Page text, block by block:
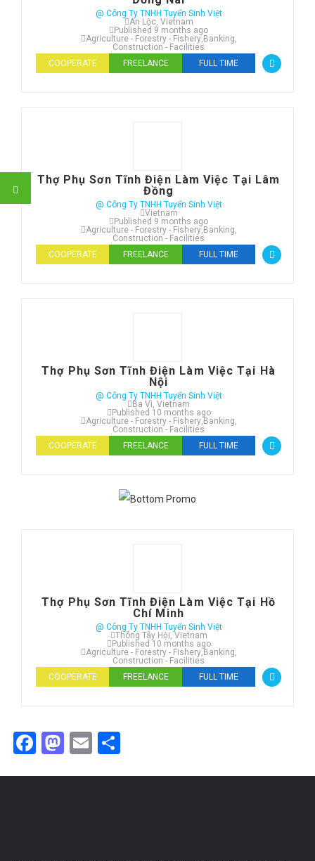
@ Công Ty TNHH Tuyển Sinh Việt
An Lộc, Vietnam
Published 9 months ago
Agriculture - Forestry - Fishery, Banking,
Construction - Facilities
COOPERATE
FREELANCE FULL TIME
Thợ Phụ Sơn Tĩnh Điện Làm Việc Tại Lâm
Đồng
@ Công Ty TNHH Tuyển Sinh Việt
Vietnam
Published 9 months ago
Agriculture - Forestry - Fishery, Banking,
Construction - Facilities
COOPERATE
FREELANCE FULL TIME
Thợ Phụ Sơn Tĩnh Điện Làm Việc Tại Hà
Nội
@ Công Ty TNHH Tuyển Sinh Việt
Ba Vì, Vietnam
Published 10 months ago
Agriculture - Forestry - Fishery, Banking,
Construction - Facilities
COOPERATE
FREELANCE FULL TIME
Thợ Phụ Sơn Tĩnh Điện Làm Việc Tại Hồ
Chí Minh
@ Công Ty TNHH Tuyển Sinh Việt
Thông Tây Hội, Vietnam
Published 10 months ago
Agriculture - Forestry - Fishery, Banking,
Construction - Facilities
COOPERATE
FREELANCE FULL TIME
Facebook
Mastodon
Email